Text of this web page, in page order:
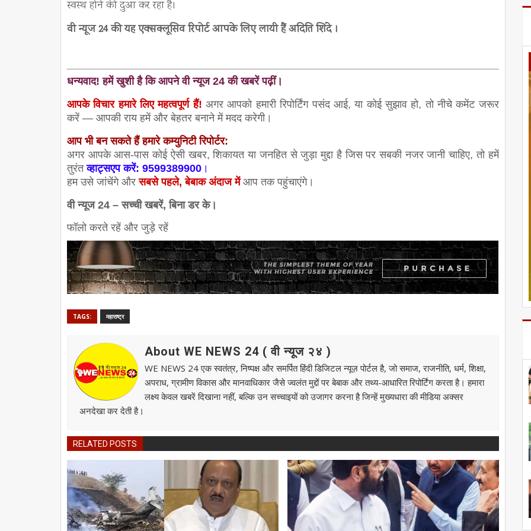
स्वस्थ होने की दुआ कर रहा है।
वी न्यूज 24 की यह एक्सक्लूसिव रिपोर्ट आपके लिए लायी हैं अदिति शिंदे ।
धन्यवाद! हमें खुशी है कि आपने वी न्यूज 24 की खबरें पढ़ीं।
आपके विचार हमारे लिए महत्वपूर्ण हैं! अगर आपको हमारी रिपोर्टिंग पसंद आई, या कोई सुझाव हो, तो नीचे कमेंट जरूर
करें — आपकी राय हमें और बेहतर बनाने में मदद करेगी।
आप भी बन सकते हैं हमारे कम्युनिटी रिपोर्टर:
अगर आपके आस-पास कोई ऐसी खबर, शिकायत या जनहित से जुड़ा मुद्दा है जिस पर सबकी नजर जानी चाहिए, तो हमें
तुरंतव्हाट्सएप करें: 9599389900 ।
हम उसे जांचेंगे औरसबसे पहले, बेबाक अंदाज मेंआप तक पहुंचाएंगे।
वी न्यूज 24 – सच्ची खबरें, बिना डर के।
फॉलो करते रहें और जुड़े रहें
TAGS: महाराष्ट्र
About WE NEWS 24 ( वी न्यूज २४ )
WE NEWS 24 एक स्वतंत्र, निष्पक्ष और समर्पित हिंदी डिजिटल न्यूज़ पोर्टल है, जो समाज, राजनीति, धर्म, शिक्षा,
अपराध, ग्रामीण विकास और मानवाधिकार जैसे ज्वलंत मुद्दों पर बेबाक और तथ्य-आधारित रिपोर्टिंग करता है। हमारा
लक्ष्य केवल खबरें दिखाना नहीं, बल्कि उन सच्चाइयों को उजागर करना है जिन्हें मुख्यधारा की मीडिया अक्सर
अनदेखा कर देती है।
RELATED POSTS